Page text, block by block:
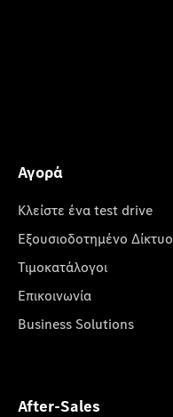
Αγορά
Κλείστε ένα test drive
Εξουσιοδοτημένο Δίκτυο
Τιμοκατάλογοι
Επικοινωνία
Business Solutions
After-Sales